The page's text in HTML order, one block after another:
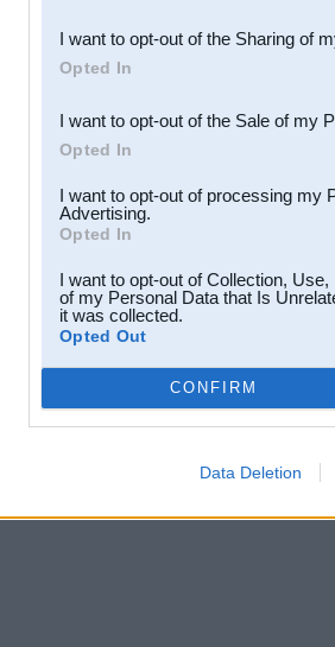
Downstream Participants
third parties.
I want to opt-out of the Sharing of
Opted In
I want to opt-out of the Sale of my
Opted In
I want to opt-out of processing my
Advertising.
Opted In
I want to opt-out of Collection,
of my Personal Data that Is
it was collected.
Opted Out
CONFIRM
Data Deletion